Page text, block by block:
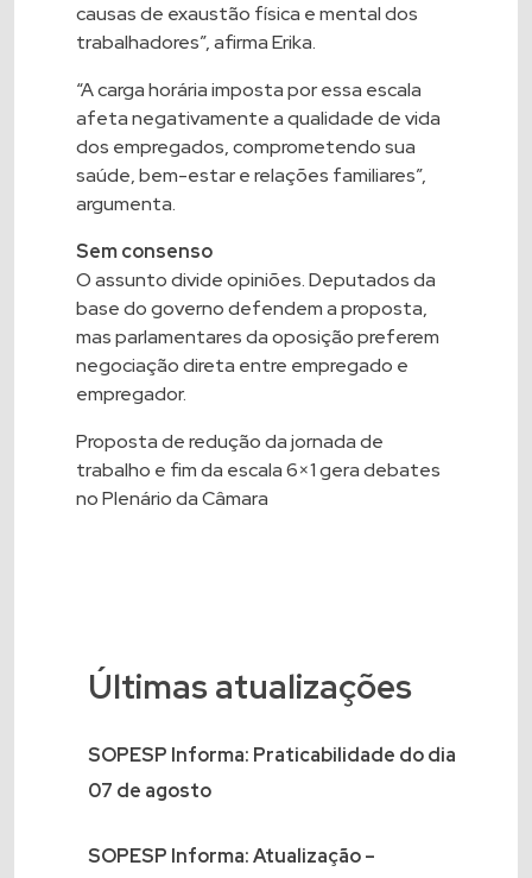
causas de exaustão física e mental dos
trabalhadores”, afirma Erika.
“A carga horária imposta por essa escala
afeta negativamente a qualidade de vida
dos empregados, comprometendo sua
saúde, bem-estar e relações familiares”,
argumenta.
Sem consenso
O assunto divide opiniões. Deputados da
base do governo defendem a proposta,
mas parlamentares da oposição preferem
negociação direta entre empregado e
empregador.
Proposta de redução da jornada de
trabalho e fim da escala 6×1 gera debates
no Plenário da Câmara
Últimas atualizações
SOPESP Informa: Praticabilidade do dia
07 de agosto
SOPESP Informa: Atualização –